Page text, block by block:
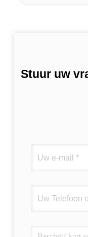
Stuur uw